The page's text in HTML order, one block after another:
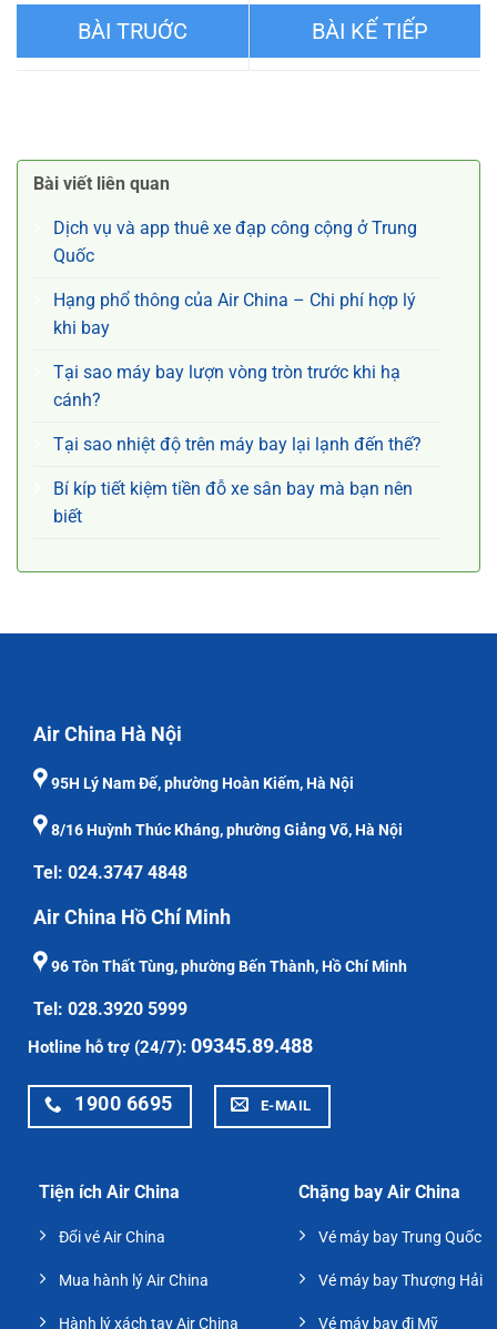
Air China
Bài viết liên quan
Dịch vụ và app thuê xe đạp công cộng ở Trung
Quốc
Hạng phổ thông của Air China – Chi phí hợp lý
khi bay
Tại sao máy bay lượn vòng tròn trước khi hạ
cánh?
Tại sao nhiệt độ trên máy bay lại lạnh đến thế?
Bí kíp tiết kiệm tiền đỗ xe sân bay mà bạn nên
biết
Air China Hà Nội
95H Lý Nam Đế, phường Hoàn Kiếm, Hà Nội
8/16 Huỳnh Thúc Kháng, phường Giảng Võ, Hà Nội
Tel: 024.3747 4848
Air China Hồ Chí Minh
96 Tôn Thất Tùng, phường Bến Thành, Hồ Chí Minh
Tel: 028.3920 5999
Hotline hỗ trợ (24/7): 09345.89.488
1900 6695 E-MAIL
Tiện ích Air China
Đổi vé Air China
Mua hành lý Air China
Hành lý xách tay Air China
Chặng bay Air China
Vé máy bay Trung Quốc
Vé máy bay Thượng Hải
Vé máy bay đi Mỹ